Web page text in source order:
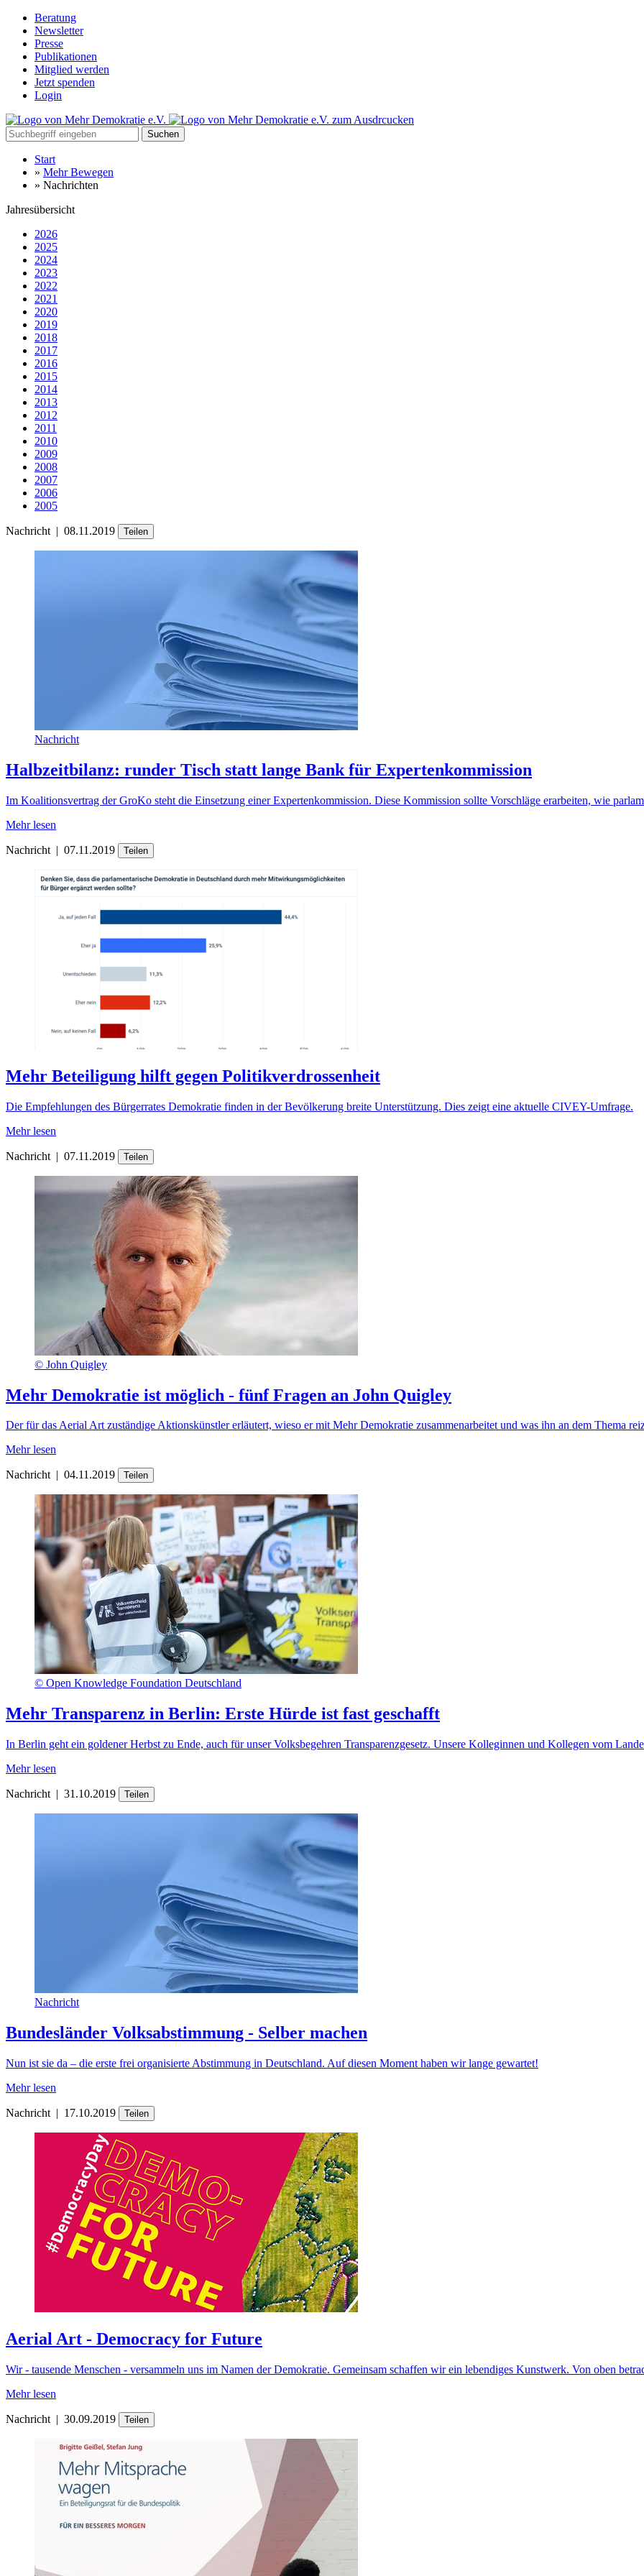
Beratung
Newsletter
Presse
Publikationen
Mitglied werden
Jetzt spenden
Login
Suchen
Start
» Mehr Bewegen
» Nachrichten
Jahresübersicht
2026
2025
2024
2023
2022
2021
2020
2019
2018
2017
2016
2015
2014
2013
2012
2011
2010
2009
2008
2007
2006
2005
Nachricht | 08.11.2019 Teilen
Nachricht
Halbzeitbilanz: runder Tisch statt lange Bank für Expertenkommission
Im Koalitionsvertrag der GroKo steht die Einsetzung einer Expertenkommission. Diese Kommission sollte Vorschläge erarbeiten, wie
Mehr lesen
Nachricht | 07.11.2019 Teilen
Mehr Beteiligung hilft gegen Politikverdrossenheit
Die Empfehlungen des Bürgerrates Demokratie finden in der Bevölkerung breite Unterstützung. Dies zeigt eine aktuelle CIVEY-Umfrage.
Mehr lesen
Nachricht | 07.11.2019 Teilen
© John Quigley
Mehr Demokratie ist möglich - fünf Fragen an John Quigley
Der für das Aerial Art zuständige Aktionskünstler erläutert, wieso er mit Mehr Demokratie zusammenarbeitet und was ihn an dem Thema
Mehr lesen
Nachricht| 04.11.2019 Teilen
© Open Knowledge Foundation Deutschland
Mehr Transparenz in Berlin: Erste Hürde ist fast geschafft
In Berlin geht ein goldener Herbst zu Ende, auch für unser Volksbegehren Transparenzgesetz. Unsere Kolleginnen und Kollegen vom
Mehr lesen
Nachricht | 31.10.2019 Teilen
Nachricht
Bundesländer Volksabstimmung - Selber machen
Nun ist sie da – die erste frei organisierte Abstimmung in Deutschland. Auf diesen Moment haben wir lange gewartet!
Mehr lesen
Nachricht | 17.10.2019 Teilen
Aerial Art - Democracy for Future
Wir - tausende Menschen - versammeln uns im Namen der Demokratie. Gemeinsam schaffen wir ein lebendiges Kunstwerk. Von oben
Mehr lesen
Nachricht | 30.09.2019 Teilen